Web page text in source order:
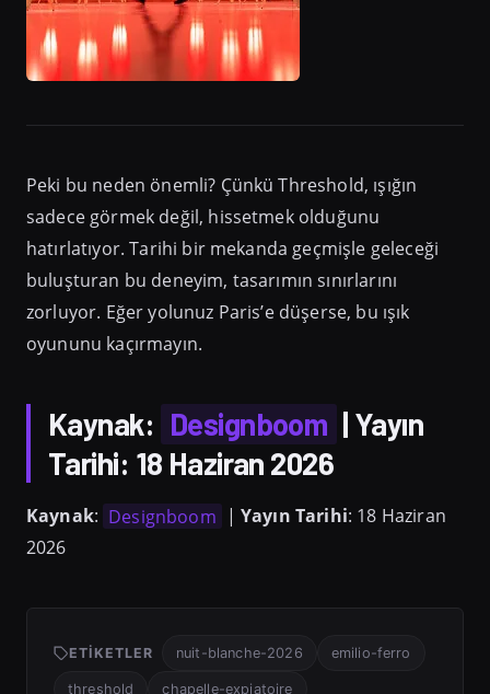
Peki bu neden önemli? Çünkü Threshold, ışığın
sadece görmek değil, hissetmek olduğunu
hatırlatıyor. Tarihi bir mekanda geçmişle geleceği
buluşturan bu deneyim, tasarımın sınırlarını
zorluyor. Eğer yolunuz Paris’e düşerse, bu ışık
oyununu kaçırmayın.
Kaynak: Designboom | Yayın
Tarihi: 18 Haziran 2026
Kaynak: Designboom | Yayın Tarihi: 18 Haziran
2026
ETIKETLER nuit-blanche-2026 emilio-ferro
threshold chapelle-expiatoire